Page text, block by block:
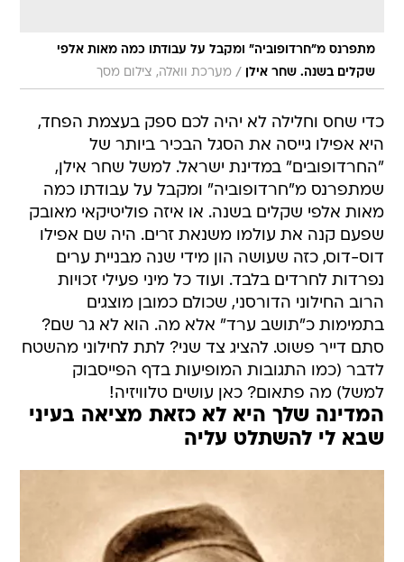
מתפרנס מ"חרדופוביה" ומקבל על עבודתו כמה מאות אלפי
שקלים בשנה. שחר אילן
/ מערכת וואלה, צילום מסך
כדי שחס וחלילה לא יהיה לכם ספק בעצמת הפחד,
היא אפילו גייסה את הסגל הבכיר ביותר של
"החרדופובים" במדינת ישראל. למשל שחר אילן,
שמתפרנס מ"חרדופוביה" ומקבל על עבודתו כמה
מאות אלפי שקלים בשנה. או איזה פוליטיקאי מאובק
שפעם קנה את עולמו משנאת זרים. היה שם אפילו
דוס-דוס, כזה שעושה הון מידי שנה מבניית ערים
נפרדות לחרדים בלבד. ועוד כל מיני פעילי זכויות
הרוב החילוני הדורסני, שכולם כמובן מוצגים
בתמימות כ"תושב ערד" אלא מה. הוא לא גר שם?
סתם דייר פשוט. להציג צד שני? לתת לחילוני מהשטח
לדבר (כמו התגובות המופיעות בדף הפייסבוק
למשל) מה פתאום? כאן עושים טלוויזיה!
המדינה שלך היא לא כזאת מציאה בעיני
שבא לי להשתלט עליה